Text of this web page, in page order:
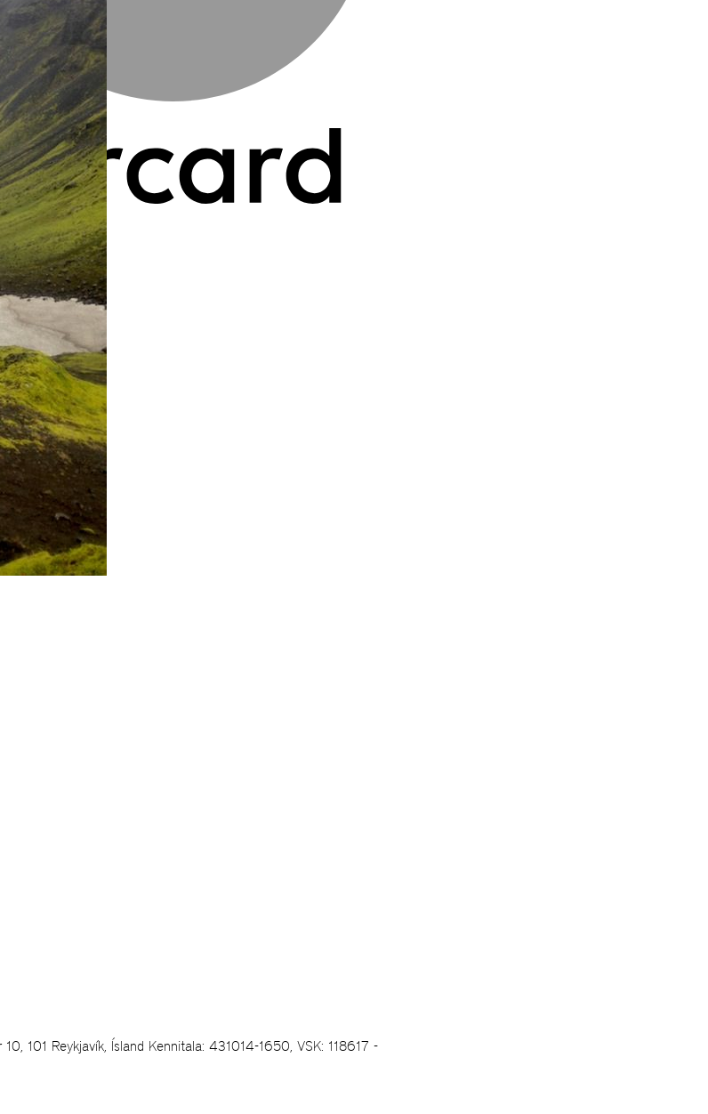
101 Reykjavík, Ísland Kennitala: 431014-1650, VSK: 118617 -